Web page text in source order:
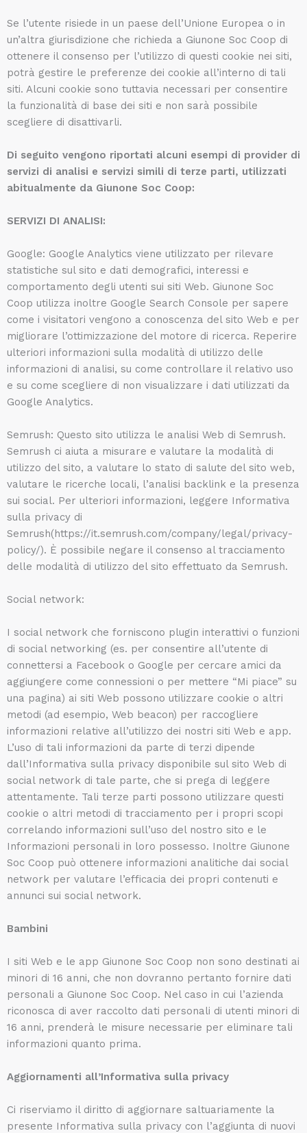
Se l’utente risiede in un paese dell’Unione Europea o in
un’altra giurisdizione che richieda a Giunone Soc Coop di
ottenere il consenso per l’utilizzo di questi cookie nei siti,
potrà gestire le preferenze dei cookie all’interno di tali
siti. Alcuni cookie sono tuttavia necessari per consentire
la funzionalità di base dei siti e non sarà possibile
scegliere di disattivarli.
Di seguito vengono riportati alcuni esempi di provider di
servizi di analisi e servizi simili di terze parti, utilizzati
abitualmente da Giunone Soc Coop:
SERVIZI DI ANALISI:
Google: Google Analytics viene utilizzato per rilevare
statistiche sul sito e dati demografici, interessi e
comportamento degli utenti sui siti Web. Giunone Soc
Coop utilizza inoltre Google Search Console per sapere
come i visitatori vengono a conoscenza del sito Web e per
migliorare l’ottimizzazione del motore di ricerca. Reperire
ulteriori informazioni sulla modalità di utilizzo delle
informazioni di analisi, su come controllare il relativo uso
e su come scegliere di non visualizzare i dati utilizzati da
Google Analytics.
Semrush: Questo sito utilizza le analisi Web di Semrush.
Semrush ci aiuta a misurare e valutare la modalità di
utilizzo del sito, a valutare lo stato di salute del sito web,
valutare le ricerche locali, l’analisi backlink e la presenza
sui social. Per ulteriori informazioni, leggere Informativa
sulla privacy di
Semrush(https://it.semrush.com/company/legal/privacy-
policy/). È possibile negare il consenso al tracciamento
delle modalità di utilizzo del sito effettuato da Semrush.
Social network:
I social network che forniscono plugin interattivi o funzioni
di social networking (es. per consentire all’utente di
connettersi a Facebook o Google per cercare amici da
aggiungere come connessioni o per mettere “Mi piace” su
una pagina) ai siti Web possono utilizzare cookie o altri
metodi (ad esempio, Web beacon) per raccogliere
informazioni relative all’utilizzo dei nostri siti Web e app.
L’uso di tali informazioni da parte di terzi dipende
dall’Informativa sulla privacy disponibile sul sito Web di
social network di tale parte, che si prega di leggere
attentamente. Tali terze parti possono utilizzare questi
cookie o altri metodi di tracciamento per i propri scopi
correlando informazioni sull’uso del nostro sito e le
Informazioni personali in loro possesso. Inoltre Giunone
Soc Coop può ottenere informazioni analitiche dai social
network per valutare l’efficacia dei propri contenuti e
annunci sui social network.
Bambini
I siti Web e le app Giunone Soc Coop non sono destinati ai
minori di 16 anni, che non dovranno pertanto fornire dati
personali a Giunone Soc Coop. Nel caso in cui l’azienda
riconosca di aver raccolto dati personali di utenti minori di
16 anni, prenderà le misure necessarie per eliminare tali
informazioni quanto prima.
Aggiornamenti all’Informativa sulla privacy
Ci riserviamo il diritto di aggiornare saltuariamente la
presente Informativa sulla privacy con l’aggiunta di nuovi